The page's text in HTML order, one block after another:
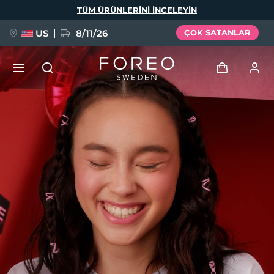
TÜM ÜRÜNLERINI INCELEYIN
US 8/11/26 ÇOK SATANLAR
Kullanici profi̇li̇
Cihazlarım
Siparişlerim
Adresim
Aboneliklerim
FAQ™ Pure Beauty-Tech Elixir
BREAKING NEWS
issa™ Teeth Whitening Set
Dil Seçimi
English Deutsch
Español
Français
Italiano
Português
Polski
Svenska
Русский
Türkçe
简体中文 繁體中文